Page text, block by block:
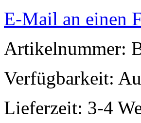
E-Mail an einen
Artikelnummer:
Verfügbarkeit:
Lieferzeit: 3-4